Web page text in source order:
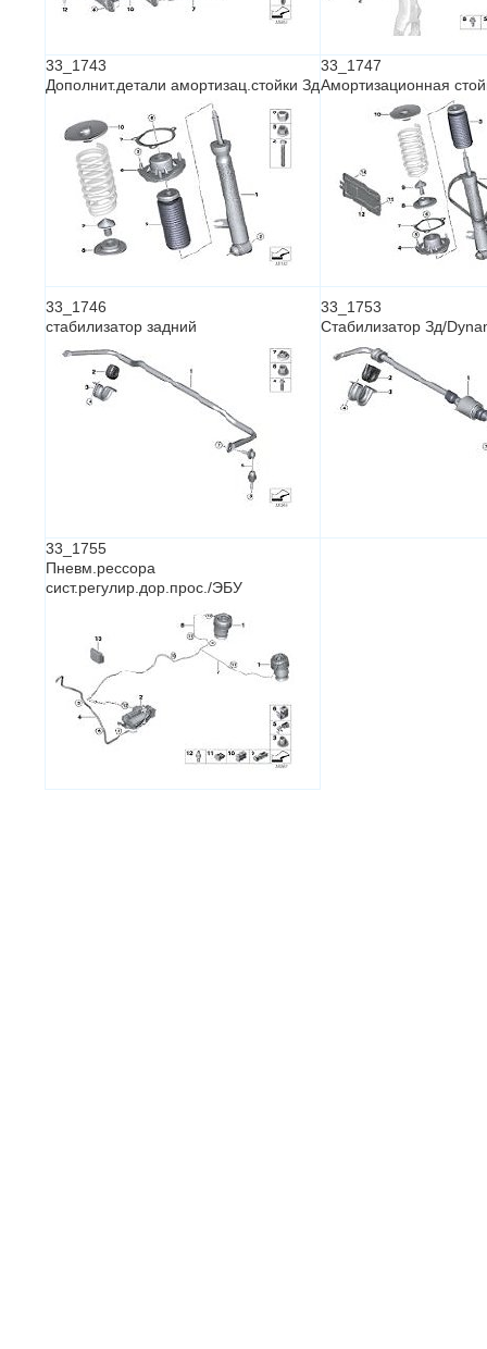
33_1743
Дополнит.детали амортизац.стойки Зд
33_1747
Амортизационная
33_1746
стабилизатор задний
33_1753
Стабилизатор Зд/
33_1755
Пневм.рессора
сист.регулир.дор.прос./ЭБУ